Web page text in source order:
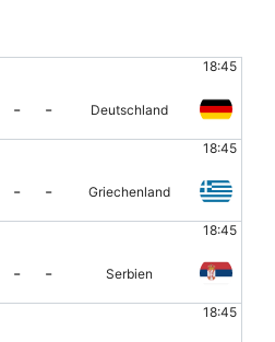
18:45
- - Deutschland
18:45
- - Griechenland
18:45
- - Serbien
18:45